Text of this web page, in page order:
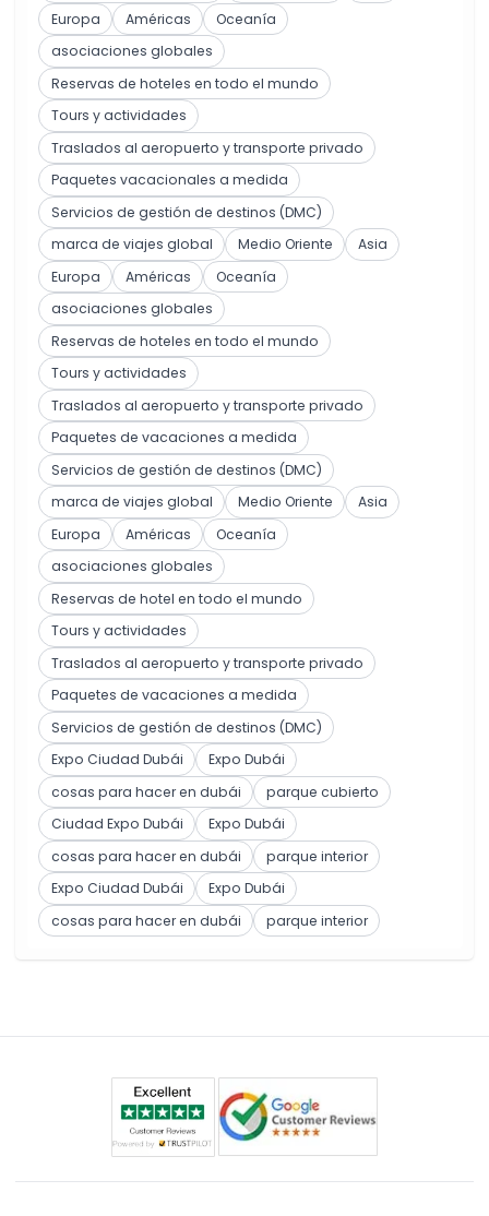
Europa
Américas
Oceanía
asociaciones globales
Reservas de hoteles en todo el mundo
Tours y actividades
Traslados al aeropuerto y transporte privado
Paquetes vacacionales a medida
Servicios de gestión de destinos (DMC)
marca de viajes global
Medio Oriente
Asia
Europa
Américas
Oceanía
asociaciones globales
Reservas de hoteles en todo el mundo
Tours y actividades
Traslados al aeropuerto y transporte privado
Paquetes de vacaciones a medida
Servicios de gestión de destinos (DMC)
marca de viajes global
Medio Oriente
Asia
Europa
Américas
Oceanía
asociaciones globales
Reservas de hotel en todo el mundo
Tours y actividades
Traslados al aeropuerto y transporte privado
Paquetes de vacaciones a medida
Servicios de gestión de destinos (DMC)
Expo Ciudad Dubái
Expo Dubái
cosas para hacer en dubái
parque cubierto
Ciudad Expo Dubái
Expo Dubái
cosas para hacer en dubái
parque interior
Expo Ciudad Dubái
Expo Dubái
cosas para hacer en dubái
parque interior